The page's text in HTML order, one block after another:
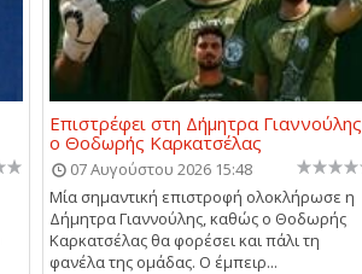
Επιστρέφει στη Δήμητρα Γιαννούλης
ο Θοδωρής Καρκατσέλας
07 Αυγούστου 2026 15:48
Μία σημαντική επιστροφή ολοκλήρωσε η
Δήμητρα Γιαννούλης, καθώς ο Θοδωρής
Καρκατσέλας θα φορέσει και πάλι τη
φανέλα της ομάδας. Ο έμπειρ...